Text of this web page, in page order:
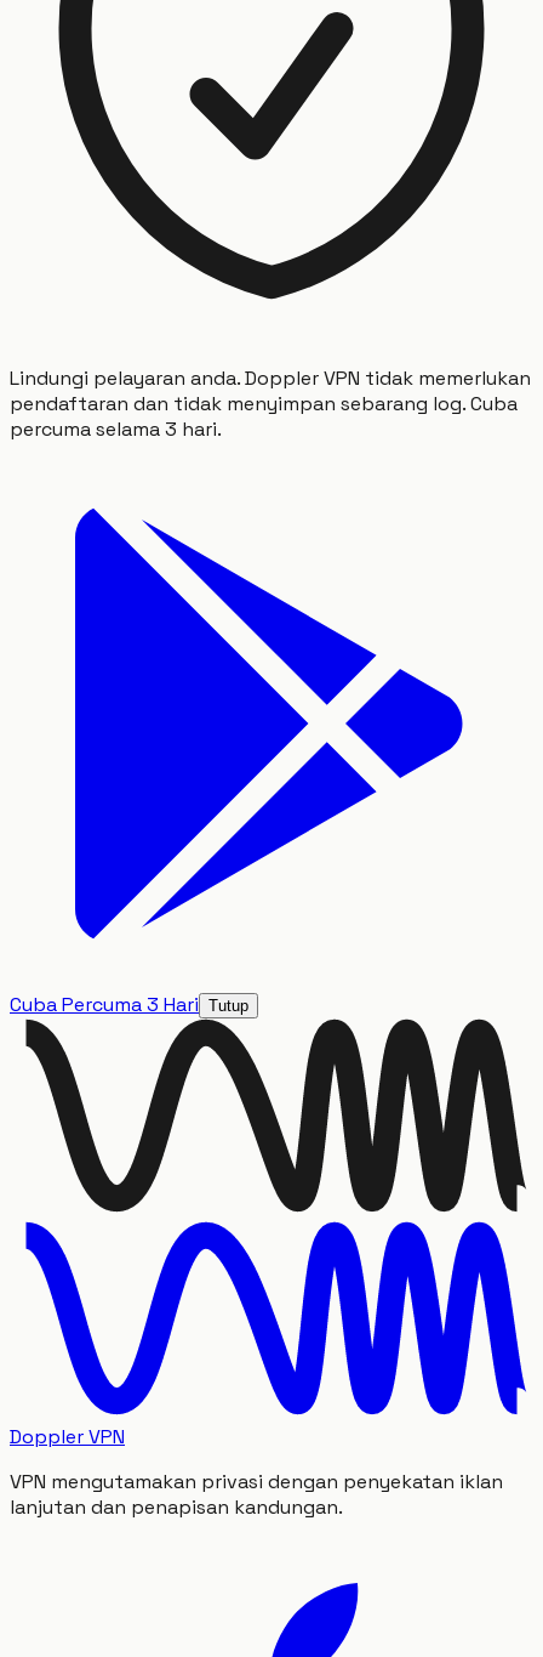
Lindungi pelayaran anda. Doppler VPN tidak memerlukan
pendaftaran dan tidak menyimpan sebarang log. Cuba
percuma selama 3 hari.
Cuba Percuma 3 Hari Tutup
Doppler VPN
VPN mengutamakan privasi dengan penyekatan iklan
lanjutan dan penapisan kandungan.